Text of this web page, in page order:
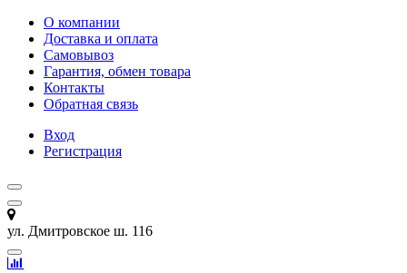
О компании
Доставка и оплата
Самовывоз
Гарантия, обмен товара
Контакты
Обратная связь
Вход
Регистрация
ул. Дмитровское ш. 116